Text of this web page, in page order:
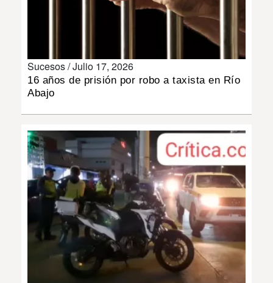
DEPORTES
INSÓLITAS
MULTIMEDIA
Sucesos /Julio 17, 2026
16 años de prisión por robo a taxista en Río
Abajo